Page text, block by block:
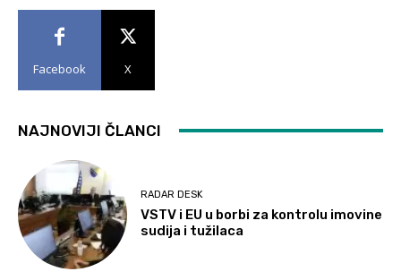
Facebook X
NAJNOVIJI ČLANCI
RADAR DESK
VSTV i EU u borbi za kontrolu imovine
sudija i tužilaca